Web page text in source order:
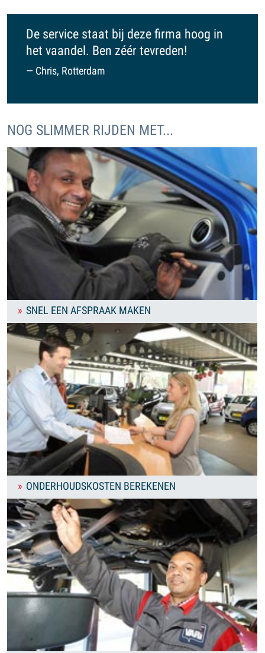
De service staat bij deze firma hoog in
het vaandel. Ben zéér tevreden!
Chris, Rotterdam
NOG SLIMMER RIJDEN MET...
SNEL EEN AFSPRAAK MAKEN
ONDERHOUDSKOSTEN BEREKENEN